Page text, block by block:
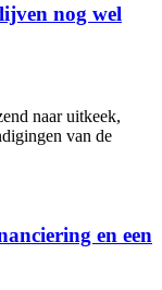
nog wel
naar uitkeek,
van de
en een